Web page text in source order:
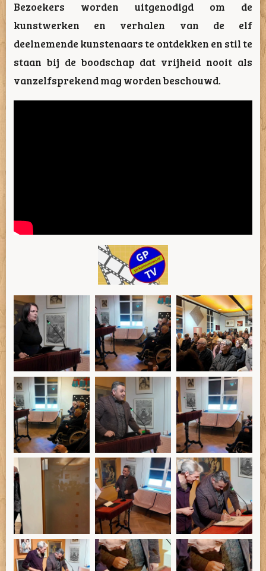
Bezoekers worden uitgenodigd om de
kunstwerken en verhalen van de elf
deelnemende kunstenaars te ontdekken en stil te
staan bij de boodschap dat vrijheid nooit als
vanzelfsprekend mag worden beschouwd.